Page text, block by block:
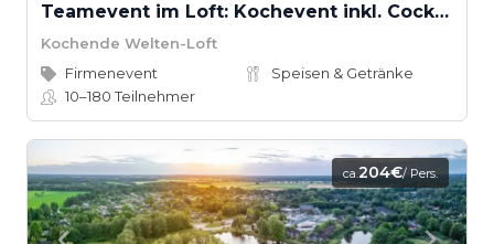
Teamevent im Loft: Kochevent inkl. Cocktail-Workshop ab 16 Teilnehmern
Kochende Welten-Loft
Firmenevent
Speisen & Getränke
10–180Teilnehmer
ca.204€/ Pers.